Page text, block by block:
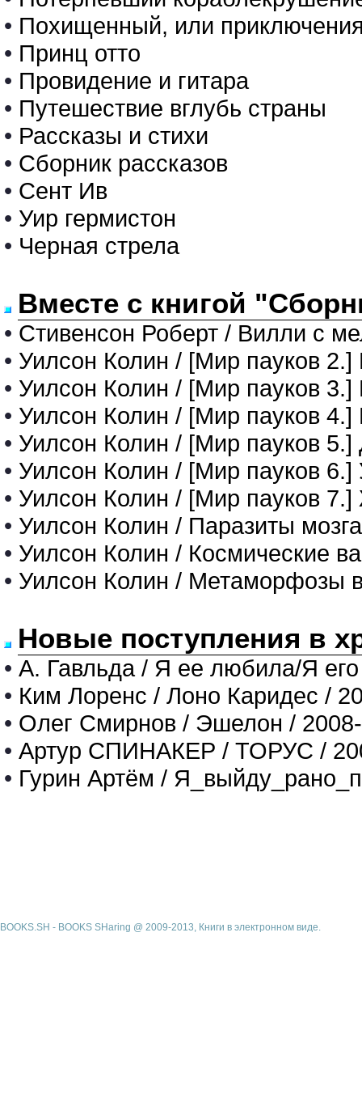
• Похищенный, или
• Принц отто
• Провидение и гитара
• Путешествие вглубь страны
• Рассказы и стихи
• Сборник рассказов
• Сент Ив
• Уир гермистон
• Черная стрела
Вместе с книгой
• Стивенсон Роберт / Вилли с
• Уилсон Колин / [Мир пауков 2.]
• Уилсон Колин / [Мир пауков
• Уилсон Колин / [Мир пауков 4.]
• Уилсон Колин / [Мир пауков 5.]
• Уилсон Колин / [Мир пауков
• Уилсон Колин / [Мир пауков
• Уилсон Колин / Паразиты мозга
• Уилсон Колин / Космические
• Уилсон Колин / Метаморфозы
Новые поступления в
• А. Гавльда / Я ее любила/Я
• Ким Лоренс / Лоно Каридес /
• Олег Смирнов / Эшелон /
• Артур СПИНАКЕР / ТОРУС /
• Гурин Артём /
BOOKS.SH - BOOKS SHaring @ 2009-2013, Книги в электронном виде.